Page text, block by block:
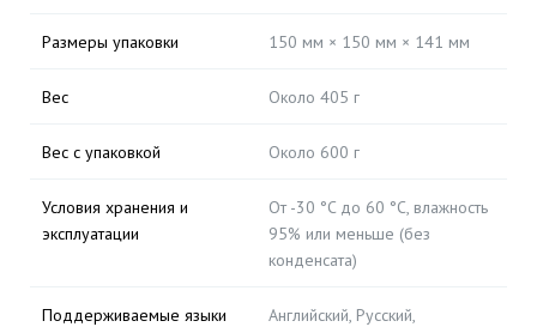
Размеры упаковки 150 мм × 150 мм × 141 мм
Вес Около 405 г
Вес с упаковкой Около 600 г
Условия хранения и
эксплуатации
От -30 °C до 60 °C, влажность
95% или меньше (без
конденсата)
Поддерживаемые языки
Английский, Русский,